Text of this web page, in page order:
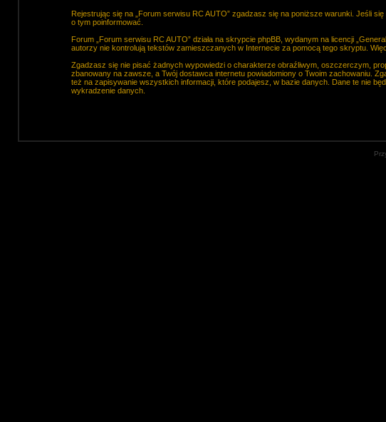
Rejestrując się na „Forum serwisu RC AUTO” zgadzasz się na poniższe warunki. Jeśli
o tym poinformować.
Forum „Forum serwisu RC AUTO” działa na skrypcie phpBB, wydanym na licencji „
autorzy nie kontrolują tekstów zamieszczanych w Internecie za pomocą tego skryptu.
Zgadzasz się nie pisać żadnych wypowiedzi o charakterze obraźliwym, oszczerczym,
zbanowany na zawsze, a Twój dostawca internetu powiadomiony o Twoim zachowaniu.
też na zapisywanie wszystkich informacji, które podajesz, w bazie danych. Dane te nie
wykradzenie danych.